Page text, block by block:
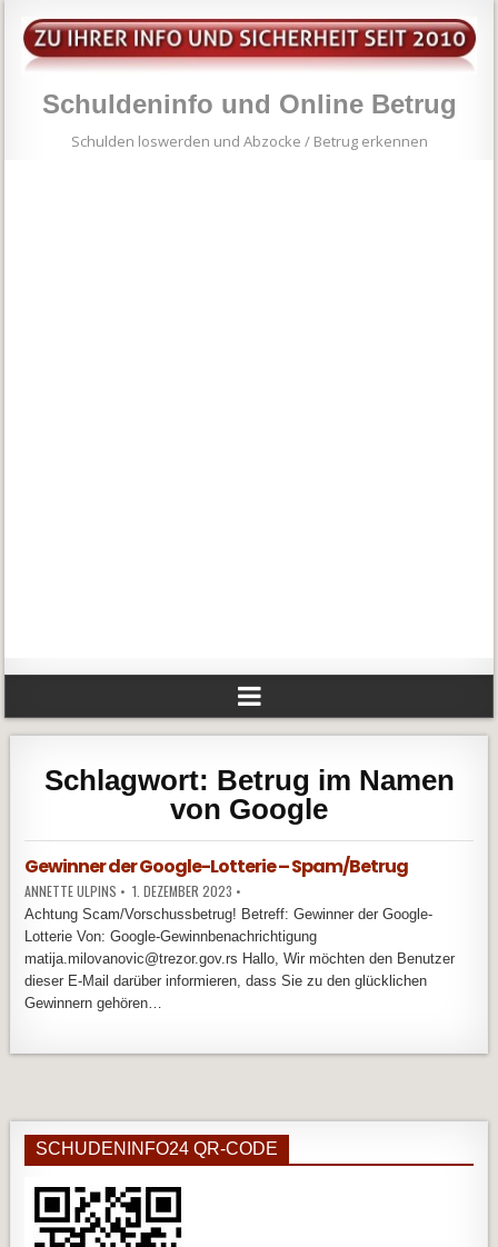
Schuldeninfo und Online Betrug
Schulden loswerden und Abzocke / Betrug erkennen
Schlagwort: Betrug im Namen
von Google
Gewinner der Google-Lotterie – Spam/Betrug
ANNETTE ULPINS • 1. DEZEMBER 2023 •
Achtung Scam/Vorschussbetrug! Betreff: Gewinner der Google-
Lotterie Von: Google-Gewinnbenachrichtigung
matija.milovanovic@trezor.gov.rs Hallo, Wir möchten den Benutzer
dieser E-Mail darüber informieren, dass Sie zu den glücklichen
Gewinnern gehören…
SCHUDENINFO24 QR-CODE